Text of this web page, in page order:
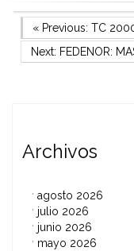
de
Previous Post
« Previous: TC
Next Post
Next: FEDENOR:
Archivos
agosto 2026
julio 2026
junio 2026
mayo 2026